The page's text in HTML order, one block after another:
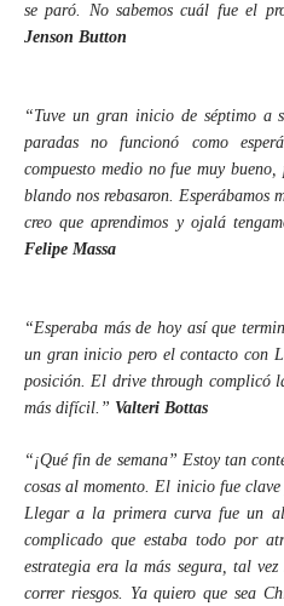
se paró. No sabemos cuál fue el
Jenson Button
“Tuve un gran inicio de séptimo a
paradas no funcionó como
compuesto medio no fue muy
blando nos rebasaron. Esperábamos
creo que aprendimos y ojalá
Felipe Massa
“Esperaba más de hoy así que
un gran inicio pero el contacto con
posición. El drive through complicó
más difícil.” Valteri Bottas
“¡Qué fin de semana” Estoy tan
cosas al momento. El inicio fue
Llegar a la primera curva fue un
complicado que estaba todo por
estrategia era la más segura, tal
correr riesgos. Ya quiero que sea